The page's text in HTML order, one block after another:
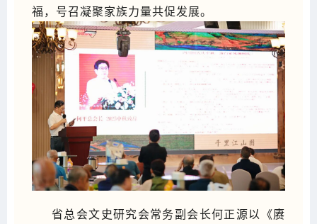
福，号召凝聚家族力量共促发展。
省总会文史研究会常务副会长何正源以《赓